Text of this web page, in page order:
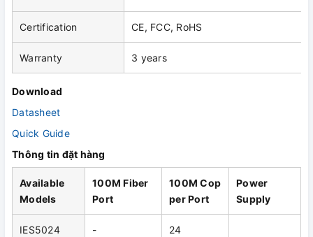
Certification CE, FCC, RoHS
Warranty 3 years
Download
Datasheet
Quick Guide
Thông tin đặt hàng
Available
Models
100M Fiber
Port
100MCop
per Port
Power
Supply
IES5024 - 24